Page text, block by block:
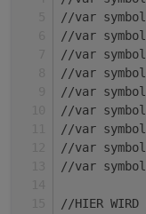
//var
//var
//var
//var
//var
//var
//var
//var
//var
//HIER WIRD